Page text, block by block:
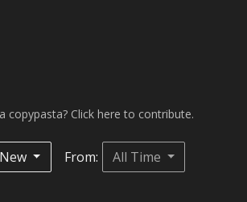
copypasta? Click here to contribute.
New From: All Time